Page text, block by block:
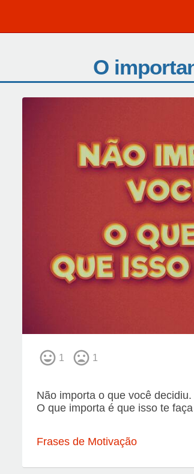
O
1 1
Não importa o que você decidiu.
O que importa é que isso te
Frases de Motivação